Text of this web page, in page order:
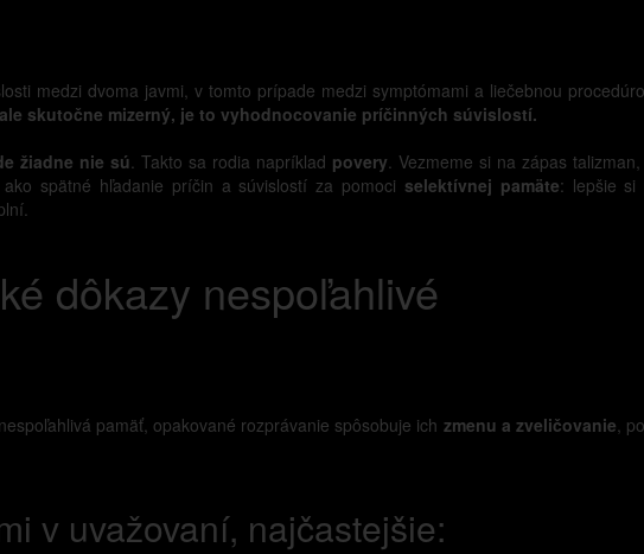
medzi dvoma javmi, v tomto prípade medzi symptómami a liečebnou
skutočne mizerný, je to vyhodnocovanie príčinných súvislostí.
žiadne nie sú. Takto sa rodia napríklad povery. Vezmeme si na zápas
spätné hľadanie príčin a súvislostí za pomoci selektívnej pamäte: lepšie si
dôkazy nespoľahlivé
pamäť, opakované rozprávanie spôsobuje ich zmenu a zveličovanie,
v uvažovaní, najčastejšie: